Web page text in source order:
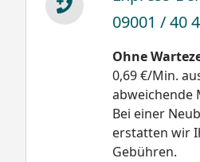
Schneegewichte:
Neuschnee trocken
und locker 30 bis 50
kg/m³
Neuschnee schwach
gebunden 50 bis 100
09001 / 40
Ohne
0,69 €/Min.
abweichende
Bei einer
erstatten wir
Gebühren.